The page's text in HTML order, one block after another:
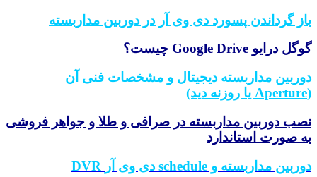
باز گرداندن پسورد دی وی آر در دوربین مداربسته
گوگل درایو Google Drive چیست؟
دوربین مداربسته دیجیتال و مشخصات فنی آن
(Aperture یا روزنه دید)
نصب دوربین مداربسته در صرافی و طلا و جواهر فروشی
به صورت استاندارد
دوربین مداربسته و schedule دی وی آر
DVR